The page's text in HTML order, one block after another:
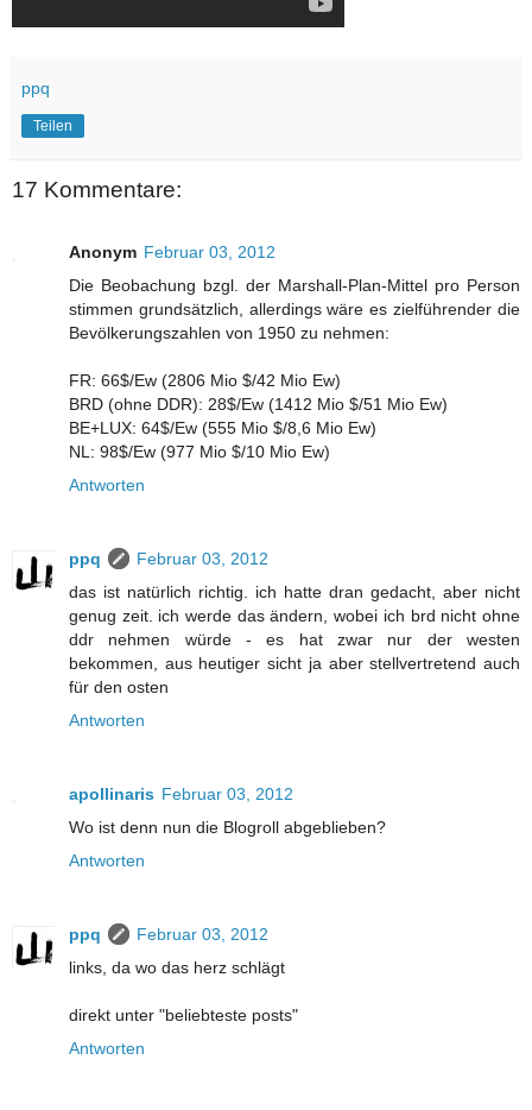
ppq
Teilen
17 Kommentare:
Anonym Februar 03, 2012
Die Beobachung bzgl. der Marshall-Plan-Mittel pro Person
stimmen grundsätzlich, allerdings wäre es zielführender die
Bevölkerungszahlen von 1950 zu nehmen:
FR: 66$/Ew (2806 Mio $/42 Mio Ew)
BRD (ohne DDR): 28$/Ew (1412 Mio $/51 Mio Ew)
BE+LUX: 64$/Ew (555 Mio $/8,6 Mio Ew)
NL: 98$/Ew (977 Mio $/10 Mio Ew)
Antworten
ppq
Februar 03, 2012
das ist natürlich richtig. ich hatte dran gedacht, aber nicht
genug zeit. ich werde das ändern, wobei ich brd nicht ohne
ddr nehmen würde - es hat zwar nur der westen
bekommen, aus heutiger sicht ja aber stellvertretend auch
für den osten
Antworten
apollinaris Februar 03, 2012
Wo ist denn nun die Blogroll abgeblieben?
Antworten
ppq
Februar 03, 2012
links, da wo das herz schlägt
direkt unter "beliebteste posts"
Antworten